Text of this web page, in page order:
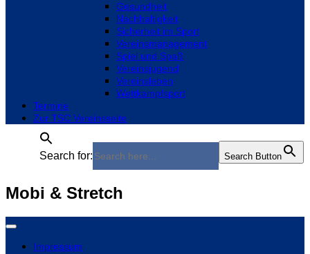
Gesundheit
Nachhaltigkeit
Sicherheit im Sport
Vereinsmanagement
Spiel und Spaß
Vereinsjugend
Vereinsleben
Wettkampfsport
Termine
Zur TSC Vereinsseite
Search for: Search Button
Mobi & Stretch
Impressum